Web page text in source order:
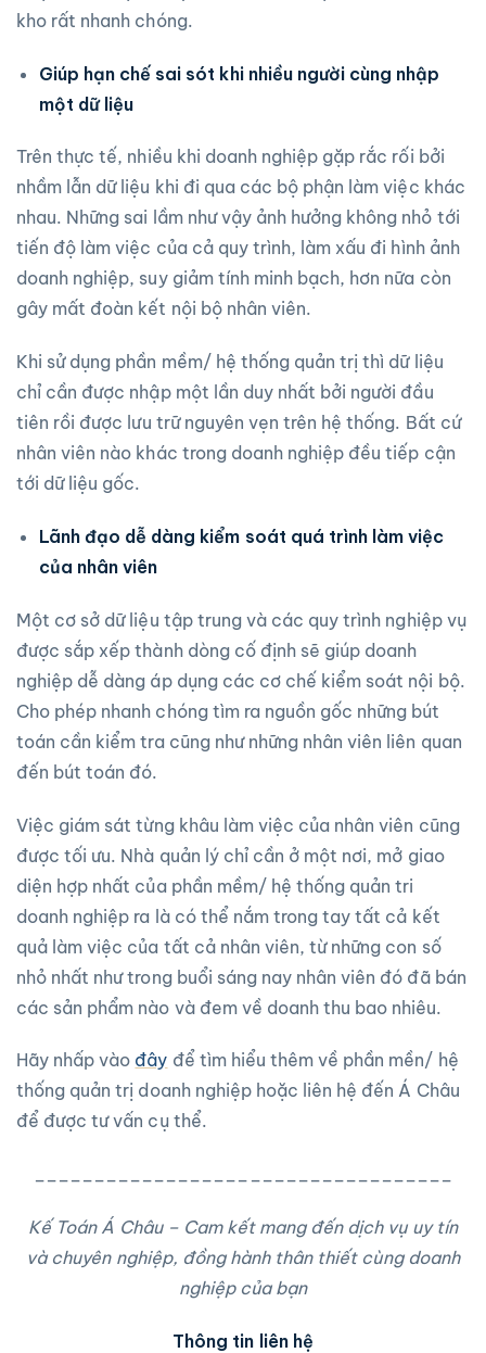
kho rất nhanh chóng.
Giúp hạn chế sai sót khi nhiều người cùng nhập
một dữ liệu
Trên thực tế, nhiều khi doanh nghiệp gặp rắc rối bởi
nhầm lẫn dữ liệu khi đi qua các bộ phận làm việc khác
nhau. Những sai lầm như vậy ảnh hưởng không nhỏ tới
tiến độ làm việc của cả quy trình, làm xấu đi hình ảnh
doanh nghiệp, suy giảm tính minh bạch, hơn nữa còn
gây mất đoàn kết nội bộ nhân viên.
Khi sử dụng phần mềm/ hệ thống quản trị thì dữ liệu
chỉ cần được nhập một lần duy nhất bởi người đầu
tiên rồi được lưu trữ nguyên vẹn trên hệ thống. Bất cứ
nhân viên nào khác trong doanh nghiệp đều tiếp cận
tới dữ liệu gốc.
Lãnh đạo dễ dàng kiểm soát quá trình làm việc
của nhân viên
Một cơ sở dữ liệu tập trung và các quy trình nghiệp vụ
được sắp xếp thành dòng cố định sẽ giúp doanh
nghiệp dễ dàng áp dụng các cơ chế kiểm soát nội bộ.
Cho phép nhanh chóng tìm ra nguồn gốc những bút
toán cần kiểm tra cũng như những nhân viên liên quan
đến bút toán đó.
Việc giám sát từng khâu làm việc của nhân viên cũng
được tối ưu. Nhà quản lý chỉ cần ở một nơi, mở giao
diện hợp nhất của phần mềm/ hệ thống quản tri
doanh nghiệp ra là có thể nắm trong tay tất cả kết
quả làm việc của tất cả nhân viên, từ những con số
nhỏ nhất như trong buổi sáng nay nhân viên đó đã bán
các sản phẩm nào và đem về doanh thu bao nhiêu.
Hãy nhấp vào đây để tìm hiểu thêm về phần mền/ hệ
thống quản trị doanh nghiệp hoặc liên hệ đến Á Châu
để được tư vấn cụ thể.
Kế Toán Á Châu – Cam kết mang đến dịch vụ uy tín
và chuyên nghiệp, đồng hành thân thiết cùng doanh
nghiệp của bạn
Thông tin liên hệ